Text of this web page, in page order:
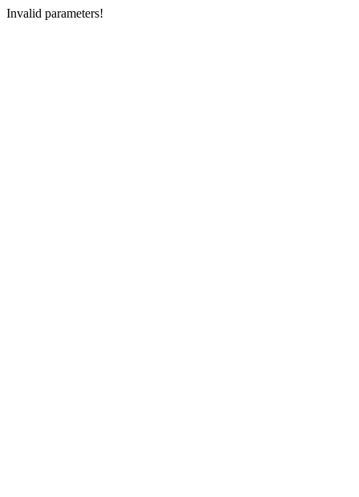
Invalid parameters!